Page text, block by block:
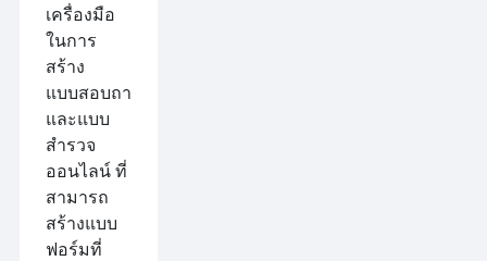
เครื่องมือ
ในการ
สร้าง
แบบสอบถาม
และแบบ
สำรวจ
ออนไลน์ ที่
สามารถ
สร้างแบบ
ฟอร์มที่